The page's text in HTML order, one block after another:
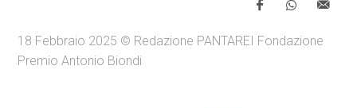
18 Febbraio 2025 © Redazione PANTAREI Fondazione
Premio Antonio Biondi